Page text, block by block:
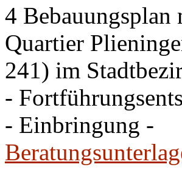
4
Quartier
241) im
-
- Einbringung -